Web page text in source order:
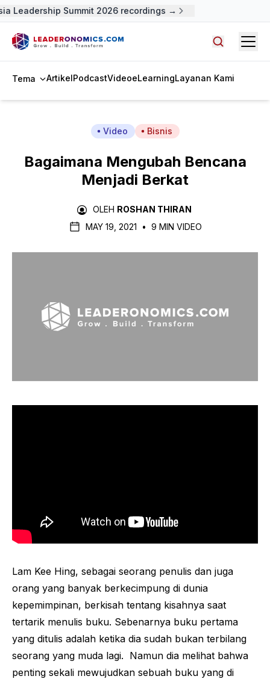
Leadership Summit 2026 recordings →
Tema ArtikelPodcastVideoeLearningLayanan Kami
Video Bisnis
Bagaimana Mengubah Bencana
Menjadi Berkat
OLEH ROSHAN THIRAN
MAY 19, 2021
• 9 MIN VIDEO
Lam Kee Hing, sebagai seorang penulis dan juga
orang yang banyak berkecimpung di dunia
kepemimpinan, berkisah tentang kisahnya saat
tertarik menulis buku. Sebenarnya buku pertama
yang ditulis adalah ketika dia sudah bukan terbilang
seorang yang muda lagi. Namun dia melihat bahwa
penting sekali mewujudkan sebuah buku yang di